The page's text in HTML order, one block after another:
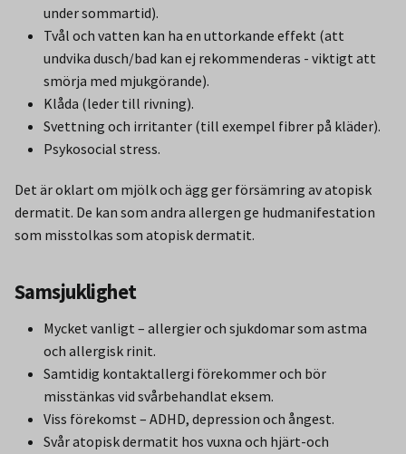
under sommartid).
Tvål och vatten kan ha en uttorkande effekt (att
undvika dusch/bad kan ej rekommenderas - viktigt att
smörja med mjukgörande).
Klåda (leder till rivning).
Svettning och irritanter (till exempel fibrer på kläder).
Psykosocial stress.
Det är oklart om mjölk och ägg ger försämring av atopisk
dermatit. De kan som andra allergen ge hudmanifestation
som misstolkas som atopisk dermatit.
Samsjuklighet
Mycket vanligt – allergier och sjukdomar som astma
och allergisk rinit.
Samtidig kontaktallergi förekommer och bör
misstänkas vid svårbehandlat eksem.
Viss förekomst – ADHD, depression och ångest.
Svår atopisk dermatit hos vuxna och hjärt-och